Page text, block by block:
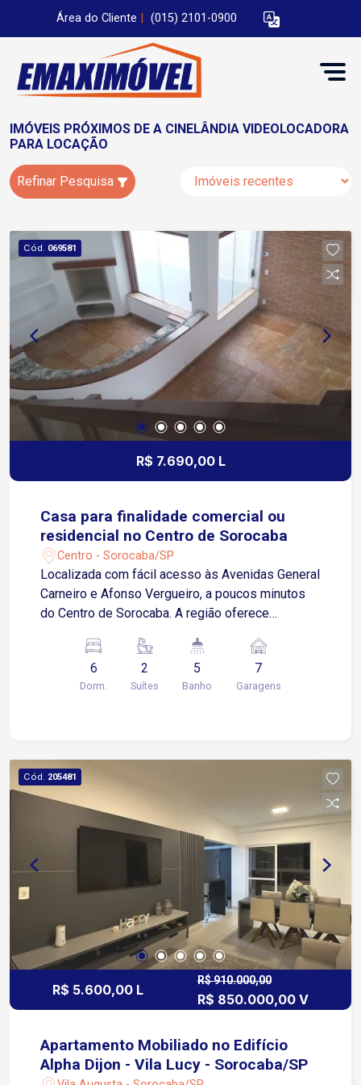
Área do Cliente (015) 2101-0900
IMÓVEIS PRÓXIMOS DE A CINELÂNDIA VIDEOLOCADORA
PARA LOCAÇÃO
Refinar Pesquisa
Cód. 069581
R$ 7.690,00 L
Casa para finalidade comercial ou
residencial no Centro de Sorocaba
Centro - Sorocaba/SP
Localizada com fácil acesso às Avenidas General
Carneiro e Afonso Vergueiro, a poucos minutos
do Centro de Sorocaba. A região oferece
restaurantes, supermercados, farmácias e
diversos comércios e serviços. Sobre o imóvel: 3
quartos, sendo 1 suíte com armários planejados
de serviço Dependência de empregada com
quarto e banheiro Área externa: Quintal com
acesso lateral independente Espaço gourmet
coberto Cozinha de apoio Churrasqueira Banheiro
escritório ou ambiente multiuso Banheiro Varanda
Ideal para quem procura uma casa com boa
distribuição dos ambientes, espaço interno e
externo, perfeita para morar com conforto e
receber familiares e amigos. Agende sua visita e
conheça este imóvel!
6
Dorm.
2
Suítes
5
Banho
7
Garagens
Cód. 205481
R$ 5.600,00 L
R$ 910.000,00
R$ 850.000,00 V
Apartamento Mobiliado no Edifício
Alpha Dijon - Vila Lucy - Sorocaba/SP